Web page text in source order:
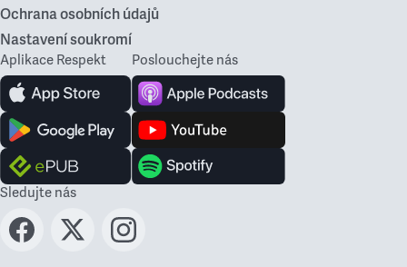
Ochrana osobních údajů
Nastavení soukromí
Aplikace Respekt Poslouchejte nás
Sledujte nás